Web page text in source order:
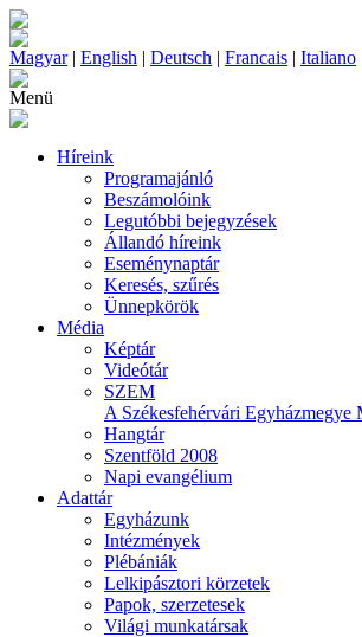
Magyar| English | Deutsch | Francais | Italiano
Menü
Híreink
Programajánló
Beszámolóink
Legutóbbi bejegyzések
Állandó híreink
Eseménynaptár
Keresés, szűrés
Ünnepkörök
Média
Képtár
Videótár
SZEM
A Székesfehérvári Egyházmegye
Hangtár
Szentföld 2008
Napi evangélium
Adattár
Egyházunk
Intézmények
Plébániák
Lelkipásztori körzetek
Papok, szerzetesek
Világi munkatársak